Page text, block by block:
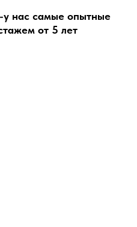
нас самые опытные
от 5 лет